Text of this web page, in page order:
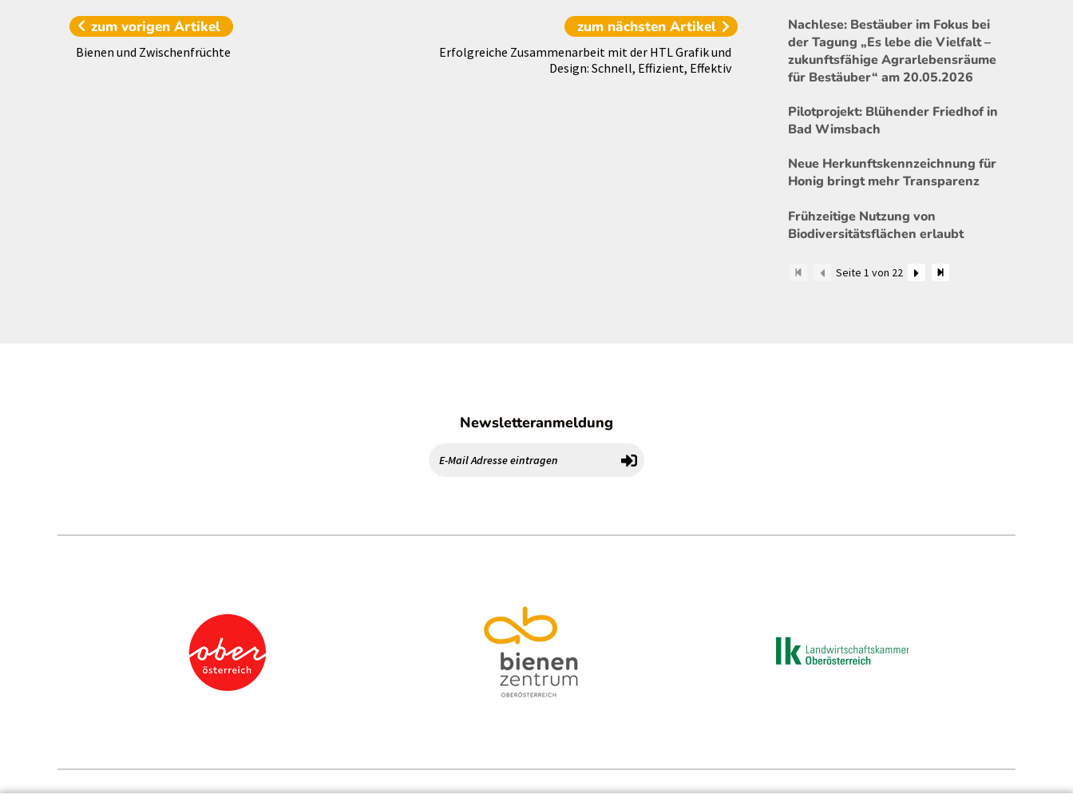
zum vorigenArtikel
Bienen und Zwischenfrüchte
zum nächsten Artikel
Erfolgreiche Zusammenarbeit mit der HTL Grafik und
Design: Schnell, Effizient, Effektiv
Nachlese: Bestäuber im Fokus bei
der Tagung „Es lebe die Vielfalt –
zukunftsfähige Agrarlebensräume
für Bestäuber“ am 20.05.2026
Pilotprojekt: Blühender Friedhof in
Bad Wimsbach
Neue Herkunftskennzeichnung für
Honig bringt mehr Transparenz
Frühzeitige Nutzung von
Biodiversitätsflächen erlaubt
Seite 1 von 22
Newsletteranmeldung